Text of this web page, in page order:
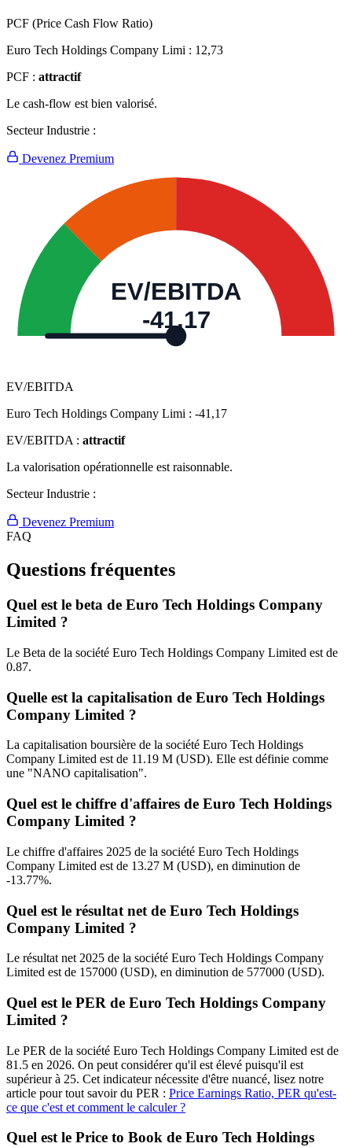
PCF (Price Cash Flow Ratio)
Euro Tech Holdings Company Limi : 12,73
PCF : attractif
Le cash-flow est bien valorisé.
Secteur Industrie :
Devenez Premium
EV/EBITDA
-41,17
EV/EBITDA
Euro Tech Holdings Company Limi : -41,17
EV/EBITDA : attractif
La valorisation opérationnelle est raisonnable.
Secteur Industrie :
Devenez Premium
FAQ
Questions fréquentes
Quel est le beta de Euro Tech Holdings Company
Limited ?
Le Beta de la société Euro Tech Holdings Company Limited est de
0.87.
Quelle est la capitalisation de Euro Tech Holdings
Company Limited ?
La capitalisation boursière de la société Euro Tech Holdings
Company Limited est de 11.19 M (USD). Elle est définie comme
une "NANO capitalisation".
Quel est le chiffre d'affaires de Euro Tech Holdings
Company Limited ?
Le chiffre d'affaires 2025 de la société Euro Tech Holdings
Company Limited est de 13.27 M (USD), en diminution de
-13.77%.
Quel est le résultat net de Euro Tech Holdings
Company Limited ?
Le résultat net 2025 de la société Euro Tech Holdings Company
Limited est de 157000 (USD), en diminution de 577000 (USD).
Quel est le PER de Euro Tech Holdings Company
Limited ?
Le PER de la société Euro Tech Holdings Company Limited est de
81.5 en 2026. On peut considérer qu'il est élevé puisqu'il est
supérieur à 25. Cet indicateur nécessite d'être nuancé, lisez notre
article pour tout savoir du PER : Price Earnings Ratio, PER qu'est-
ce que c'est et comment le calculer ?
Quel est le Price to Book de Euro Tech Holdings